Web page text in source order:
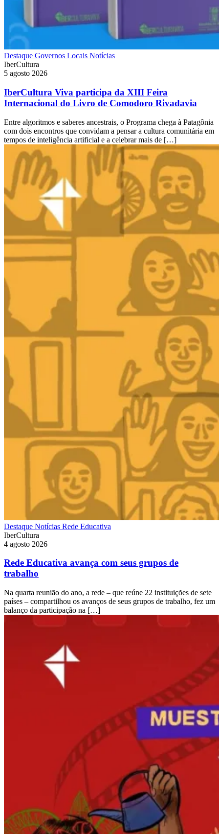
Destaque Governos Locais Notícias
IberCultura
5 agosto 2026
IberCultura Viva participa da XIII Feira
Internacional do Livro de Comodoro Rivadavia
Entre algoritmos e saberes ancestrais, o Programa chega à Patagônia
com dois encontros que convidam a pensar a cultura comunitária em
tempos de inteligência artificial e a celebrar mais de […]
Destaque Notícias Rede Educativa
IberCultura
4 agosto 2026
Rede Educativa avança com seus grupos de
trabalho
Na quarta reunião do ano, a rede – que reúne 22 instituições de sete
países – compartilhou os avanços de seus grupos de trabalho, fez um
balanço da participação na […]